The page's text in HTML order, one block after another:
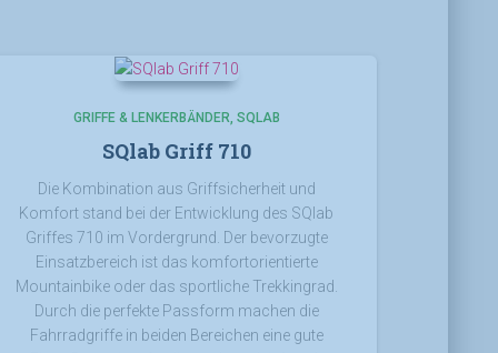
GRIFFE & LENKERBÄNDER SQLAB
SQlab Griff 710
Die Kombination aus Griffsicherheit und
Komfort stand bei der Entwicklung des SQlab
Griffes 710 im Vordergrund. Der bevorzugte
Einsatzbereich ist das komfortorientierte
Mountainbike oder das sportliche Trekkingrad.
Durch die perfekte Passform machen die
Fahrradgriffe in beiden Bereichen eine gute